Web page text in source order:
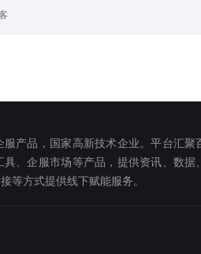
产品，国家高新技术企业。平台汇聚
、企服市场等产品，提供资讯、数据
等方式提供线下赋能服务。